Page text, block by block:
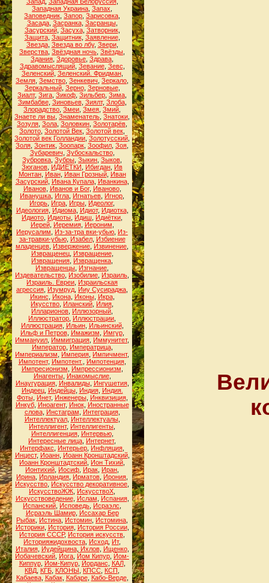
Западная Украина Запах
Заповедник Запор Зарисовка
Засада, Засранка, Засранцы,
Засурский, Засуха, Затворник,
Защита, Защитник, Заявление,
Звезда, Звезда во лбу, Звери,
Зверства Звёздная ночь Звёзды
Здания Здоровье Здрава
Здравомыслящий, Зевание, Зевс
Зеленский, Зеленский. Фридман,
Земля Земство Зенкевич Зеркало
Зеркальный, Зерно, Зерновые,
Зиалт, Зига Зикоф Зильбер Зима
Зимбабве, Зиновьев, Зиялт, Злоба,
Злорадство Змеи Змея Змий
Знаете ли вы Знаменатель Знатоки
Зозуля Зола Золовкин Золотарёв
Золото Золотой Век Золотой век
Золотой век Голландии Золотусский
Золя Зонтик Зоопарк Зоофил Зоя
Зубаревич Зубоскальство,
Зубровка Зубры Зыкин Зыков
Зюганов ИДИЁТКИ Ибигдан Ив
Монтан, Иван, Иван Грозный, Иван
Засурский, Ивана Купала, Иванкина,
Иванов, Иванов и Бог, Иваново,
Иванушка Игла Игнатьев Игнор
Игорь Игра Игры Идеолог,
Идеология, Идиома, Идиот, Идиотка,
Идиото Идиоты Идиш Идиётки
Иерей, Иеремия, Иероним
Иерусалим
Из-за-тра вки-убью Из-
за-травки-убью, Изабел, Избиение
младенцев Извержение Извинение
Извращенец, Извращение,
Извращения Извращенка
Извращенцы Изгнание
Издевательство Изобилие Израиль
Израиль. Евреи Израильская
агрессия Изумруд Ииу Сусираджа
Икинс
Икона, Иконы, Икра,
Икусство Иланский Илия
Илларионов Иллюзорный
Иллюстратор Иллюстрации
Иллюстрация, Ильин, Ильинский,
Ильф и Петров, Имажизм Имгур,
Иммануил Иммиграция Иммунитет,
Император, Императрица,
Империализм
Империя Импичмент,
Импотент, Импотент. Импотенция,
Импресионизм
Импрессионизм
Инагенты, Инакомыслие,
Инаугурация, Инвалиды, Ингушетия,
Индеец, Индейцы, Индия, Индия.
Фоты, Инет, Инженеры, Инквизиция,
Инкуб, Иноагент, Инок, Иностранные
слова, Инстаграм Интеграция,
Интеллектуал, Интеллектуалы,
Интеллигент, Интеллигенты
Интеллигенция, Интервью,
Интересные лица Интернет,
Интерфакс
Интерьер Инфляция
Инцест, Иоанн, Иоанн Кронштадский,
Иоанн Кронштадтский Ион Тихий
Ионтихий Иосиф Ирак Иран
Ирина Ирландия Ирматов Ирония
Искусство Искусство декоративное
ИскусствоЖЖ ИскусствоХ
Искусствоведение, Ислам Испания,
Испанский Исповедь Исраэлс
Исраэль Шамир, Иссахар Бер
Рыбак Истина Истомин Истомина
Историки, История, История России,
История СССР, История искусств
Историяжидохвоста Исход Ит,
Италия, Иудейщина, Ихлов, Ищенко,
Йобачевский Йога Йом Кипур Йом-
Киппур, Йом-Кипур, Йорданс КАЛ,
КВД КГБ КЛОНЫ КПСС КСП
Кабаева, Кабак, Кабаре, Кабо-Верде,